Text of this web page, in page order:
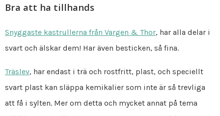
Bra att ha tillhands
Snyggaste kastrullerna från Vargen & Thor, har alla delar i
svart och älskar dem! Har även besticken, så fina.
Träslev, har endast i trä och rostfritt, plast, och speciellt
svart plast kan släppa kemikalier som inte är så trevliga
att få i sylten. Mer om detta och mycket annat på tema